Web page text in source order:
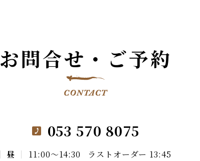
お問合せ・ご予約
053 570 8075
昼 11:00〜14:30
ラストオーダー 13:45